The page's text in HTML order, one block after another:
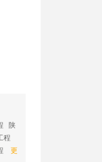
陕
程
更